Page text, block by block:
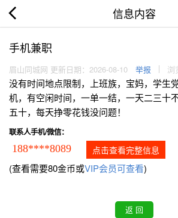
信息内容
手机兼职
眉山同城网 更新日期：2026-08-10 举报 浏
没有时间地点限制，上班族，宝妈，学生
机，有空闲时间，一单一结，一天二三十
五十，每天挣零花钱没问题！
联系人手机/微信：
188****8089 点击查看完整信息
(查看需要80金币或VIP会员可查看)